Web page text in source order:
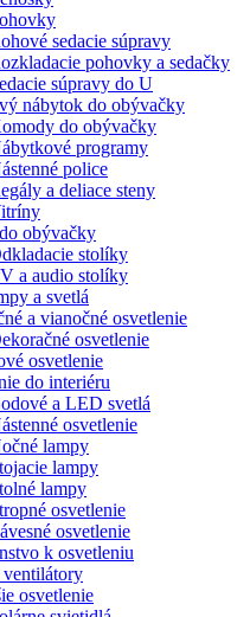
sedacie súpravy
pohovky a sedačky
súpravy do U
nábytok do obývačky
do obývačky
programy
police
a deliace steny
obývačky
stolíky
a audio stolíky
a svetlá
a vianočné osvetlenie
osvetlenie
osvetlenie
do interiéru
a LED svetlá
osvetlenie
lampy
lampy
lampy
osvetlenie
osvetlenie
k osvetleniu
ventilátory
osvetlenie